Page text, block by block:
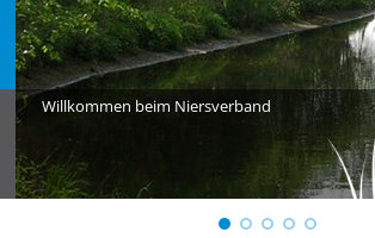
Willkommen beim Niersverband